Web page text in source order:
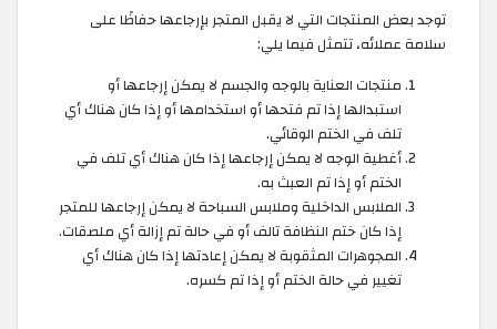
توجد بعض المنتجات التي لا يقبل المتجر بإرجاعها حفاظًا على
سلامة عملائه، تتمثل فيما يلي:
منتجات العناية بالوجه والجسم لا يمكن إرجاعها أو
استبدالها إذا تم فتحها أو استخدامها أو إذا كان هناك أي
تلف في الختم الوقائي.
أغطية الوجه لا يمكن إرجاعها إذا كان هناك أي تلف في
الختم أو إذا تم العبث به.
الملابس الداخلية وملابس السباحة لا يمكن إرجاعها للمتجر
إذا كان ختم النظافة تالف أو في حالة تم إزالة أي ملصقات.
المجوهرات المثقوبة لا يمكن إعادتها إذا كان هناك أي
تغيير في حالة الختم أو إذا تم كسره.